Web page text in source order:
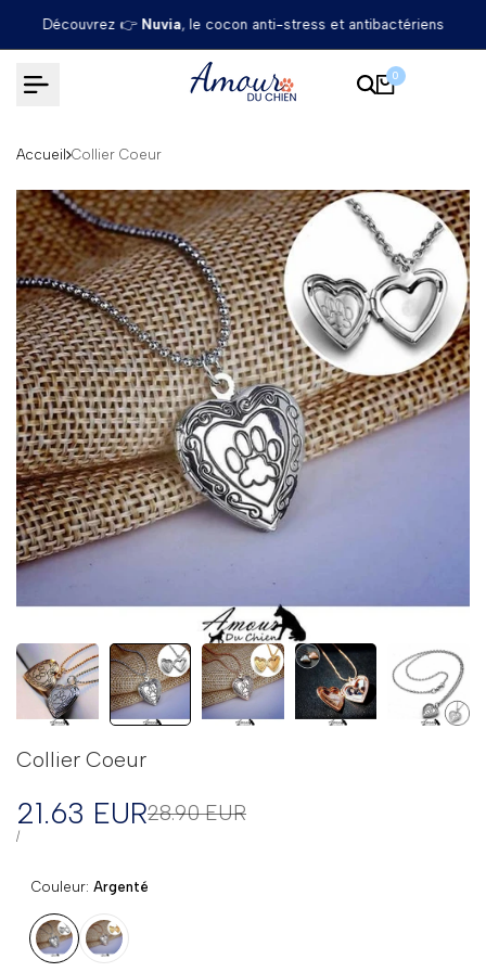
Passer
Découvrez 👉 Nuvia, le cocon anti-stress et antibactériens
0
Accueil Collier Coeur
Collier Coeur
Prix
28.90 EUR
Prix
en
21.63 EUR
PRIX
/PAR
Couleur: Argenté